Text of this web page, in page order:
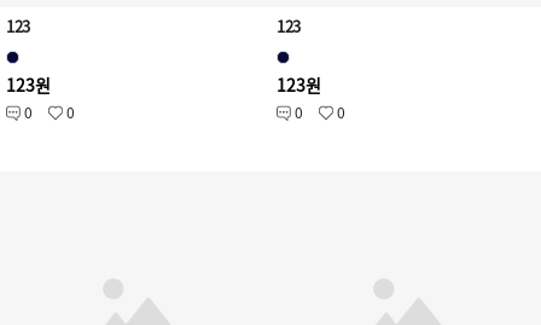
123
123원
0 0
123
123원
0 0